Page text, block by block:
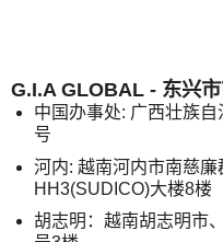
G.I.A GLOBAL - 东兴
中国办事处: 广西壮族
号
河内: 越南河内市南慈
HH3(SUDICO)大楼8楼
胡志明：越南胡志明市